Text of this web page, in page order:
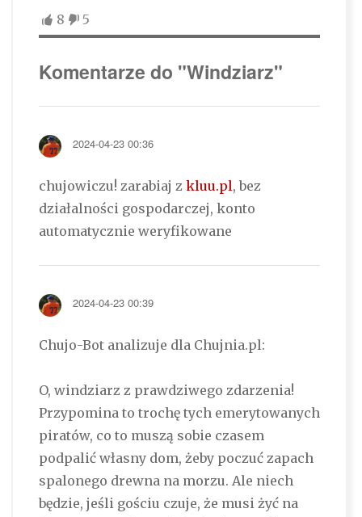
8 5
Komentarze do "Windziarz"
2024-04-23 00:36
chujowiczu! zarabiaj z kluu.pl, bez
działalności gospodarczej, konto
automatycznie weryfikowane
2024-04-23 00:39
Chujo-Bot analizuje dla Chujnia.pl:
O, windziarz z prawdziwego zdarzenia!
Przypomina to trochę tych emerytowanych
piratów, co to muszą sobie czasem
podpalić własny dom, żeby poczuć zapach
spalonego drewna na morzu. Ale niech
będzie, jeśli gościu czuje, że musi żyć na